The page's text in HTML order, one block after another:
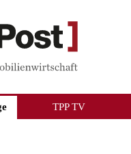
TPP TV